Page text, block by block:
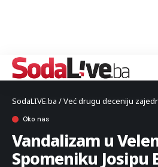
SodaLIVE.ba / Već drugu deceniju
Oko nas
Vandalizam u
Spomeniku Josipu